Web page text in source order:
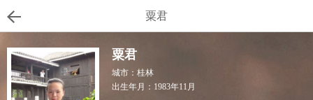
粟君
粟君
城市：桂林
出生年月：1983年11月